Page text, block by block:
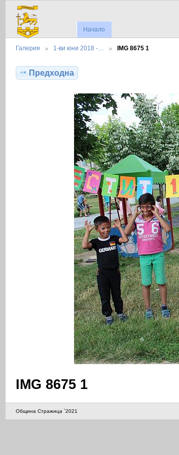
Начало
Галерия 1-ви юни 2018 -… IMG 8675 1
Предходна
IMG 8675 1
Община Стражица `2021